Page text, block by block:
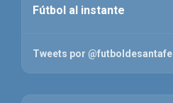
Fútbol al instante
Tweets por @futboldesantafe